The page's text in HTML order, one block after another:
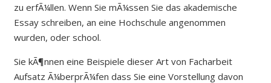
zu erfÃ¼llen. Wenn Sie mÃ¼ssen Sie das akademische
Essay schreiben, an eine Hochschule angenommen
wurden, oder school.
Sie kÃ¶nnen eine Beispiele dieser Art von Facharbeit
Aufsatz Ã¼berprÃ¼fen dass Sie eine Vorstellung davon